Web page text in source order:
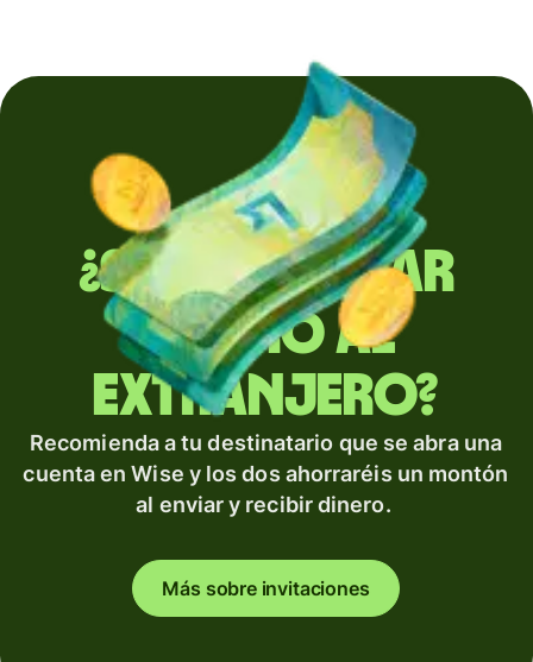
¿Sueles enviar
dinero al
extranjero?
Recomienda a tu destinatario que se abra una
cuenta en Wise y los dos ahorraréis un montón
al enviar y recibir dinero.
Más sobre invitaciones